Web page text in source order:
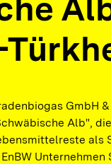
GmbH &
Alb",
als
Unternehmen